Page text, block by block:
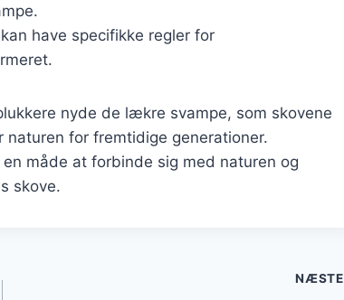
have specifikke regler for
nyde de lækre svampe, som skovene
for fremtidige generationer.
måde at forbinde sig med naturen og
skove.
NÆSTE